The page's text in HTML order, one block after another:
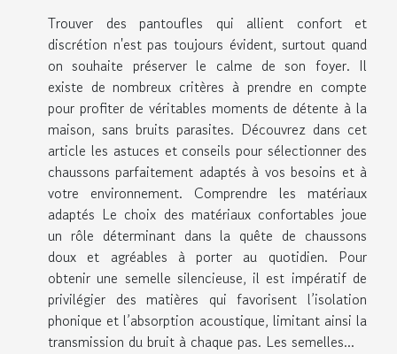
Trouver des pantoufles qui allient confort et
discrétion n'est pas toujours évident, surtout quand
on souhaite préserver le calme de son foyer. Il
existe de nombreux critères à prendre en compte
pour profiter de véritables moments de détente à la
maison, sans bruits parasites. Découvrez dans cet
article les astuces et conseils pour sélectionner des
chaussons parfaitement adaptés à vos besoins et à
votre environnement. Comprendre les matériaux
adaptés Le choix des matériaux confortables joue
un rôle déterminant dans la quête de chaussons
doux et agréables à porter au quotidien. Pour
obtenir une semelle silencieuse, il est impératif de
privilégier des matières qui favorisent l’isolation
phonique et l’absorption acoustique, limitant ainsi la
transmission du bruit à chaque pas. Les semelles...